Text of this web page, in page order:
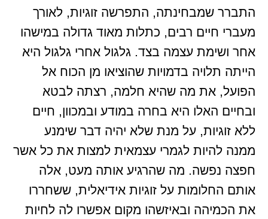
התברר שמבחינתה, התפרשה זוגיות, לאורך
מעברי חיים רבים, כתלות מאוד גדולה במישהו
אחר ושימת עצמה בצד. גלגול אחרי גלגול היא
הייתה תלויה בדמויות שהוציאו מן הכוח אל
הפועל, את מה שהיא חלמה, רצתה לבטא
ובחיים האלו היא בחרה במודע ובמכוון, חיים
ללא זוגיות, על מנת שלא יהיה דבר שימנע
ממנה להיות לגמרי עצמאית למצות את כל אשר
חפצה נפשה. מה שהרגיע אותה מעט, אלה
אותם החלומות על זוגיות אידיאלית, ששחררו
את הכמיהה ובאיזשהו מקום אפשרו לה לחיות